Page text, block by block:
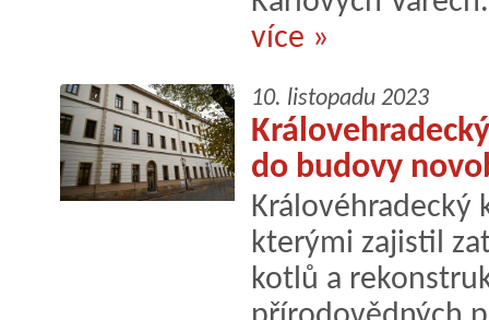
více »
10. listopadu 2023
do budovy
kterými zajistil
kotlů a